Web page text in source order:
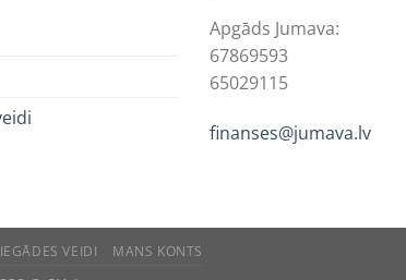
We use cookies to improve
Apgāds Jumava:
67869593
65029115
finanses@jumava.lv
VEIDI MANS KONTS